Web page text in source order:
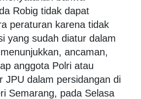
Robig tidak dapat
peraturan karena tidak
yang sudah diatur dalam
ancaman,
anggota Polri atau
JPU dalam persidangan di
Semarang, pada Selasa